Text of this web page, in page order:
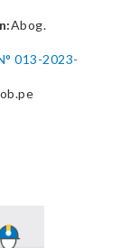
Abog.
013-2023-